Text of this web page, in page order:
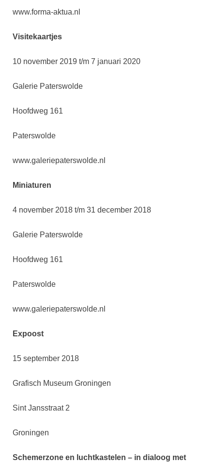
www.forma-aktua.nl
Visitekaartjes
10 november 2019 t/m 7 januari 2020
Galerie Paterswolde
Hoofdweg 161
Paterswolde
www.galeriepaterswolde.nl
Miniaturen
4 november 2018 t/m 31 december 2018
Galerie Paterswolde
Hoofdweg 161
Paterswolde
www.galeriepaterswolde.nl
Expoost
15 september 2018
Grafisch Museum Groningen
Sint Jansstraat 2
Groningen
Schemerzone en luchtkastelen – in dialoog met